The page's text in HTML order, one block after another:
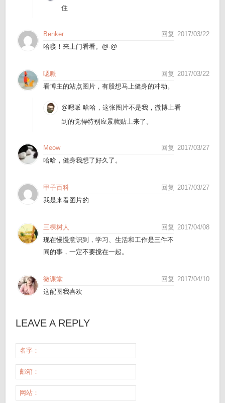
住
2017/03/22
Benker
回复
哈喽！来上门看看。@-@
2017/03/22
嗯哌
回复
看博主的站点图片，有股想马上健身的冲动。
@嗯哌 哈哈，这张图片不是我，微博上看
到的觉得特别应景就贴上来了。
2017/03/27
Meow
回复
哈哈，健身我想了好久了。
2017/03/27
甲子百科
回复
我是来看图片的
2017/04/08
三棵树人
回复
现在慢慢意识到，学习、生活和工作是三件不
同的事，一定不要搅在一起。
2017/04/10
微课堂
回复
这配图我喜欢
LEAVE A REPLY
名字：
邮箱：
网站：